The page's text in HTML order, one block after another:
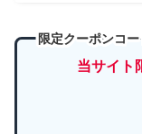
限定クーポンコー
当サイト